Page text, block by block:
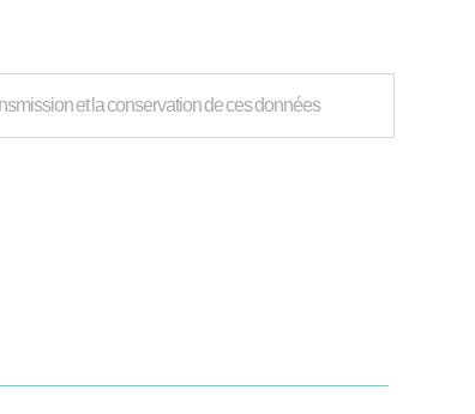
et la conservation de ces données